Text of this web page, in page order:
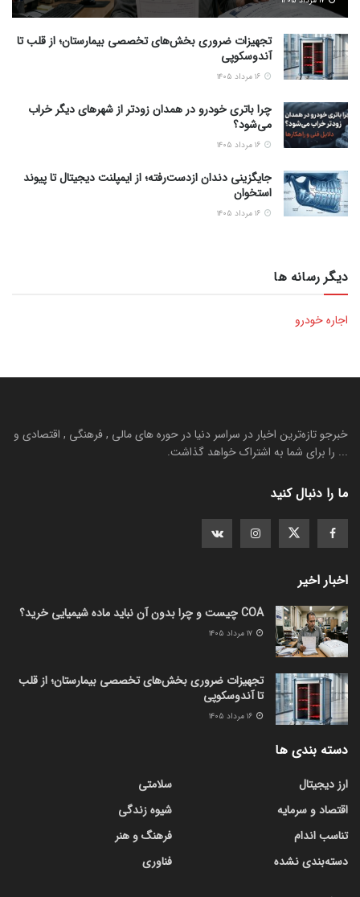
تجهیزات ضروری بخش‌های تخصصی بیمارستان؛ از قلب تا
آندوسکوپی
چرا باتری خودرو در همدان زودتر از شهرهای دیگر خراب
می‌شود؟
جایگزینی دندان ازدست‌رفته؛ از ایمپلنت دیجیتال تا پیوند
استخوان
دیگر رسانه ها
اجاره خودرو
خبرجو تازه‌ترین اخبار در سراسر دنیا در حوره های مالی , فرهنگی , اقتصادی و
... را برای شما به اشتراک خواهد گذاشت.
ما را دنبال کنید
اخبار اخیر
COA چیست و چرا بدون آن نباید ماده شیمیایی خرید؟
تجهیزات ضروری بخش‌های تخصصی بیمارستان؛ از قلب
تا آندوسکوپی
دسته بندی ها
ارز دیجیتال
اقتصاد و سرمایه
تناسب اندام
دسته‌بندی نشده
سلامتی
شیوه زندگی
فرهنگ و هنر
فناوری